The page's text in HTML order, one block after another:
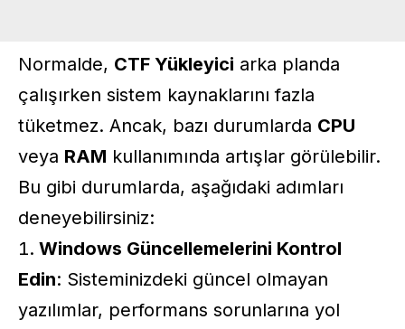
Normalde, CTF Yükleyici arka planda
çalışırken sistem kaynaklarını fazla
tüketmez. Ancak, bazı durumlarda CPU
veya RAM kullanımında artışlar görülebilir.
Bu gibi durumlarda, aşağıdaki adımları
deneyebilirsiniz:
Windows Güncellemelerini Kontrol
Edin: Sisteminizdeki güncel olmayan
yazılımlar, performans sorunlarına yol